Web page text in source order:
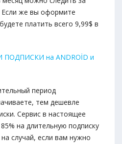
Если же вы оформите
платить всего 9,99$ в
на ANDROİD и
период
тем дешевле
Сервис в настоящее
на длительную подписку
случай, если вам нужно